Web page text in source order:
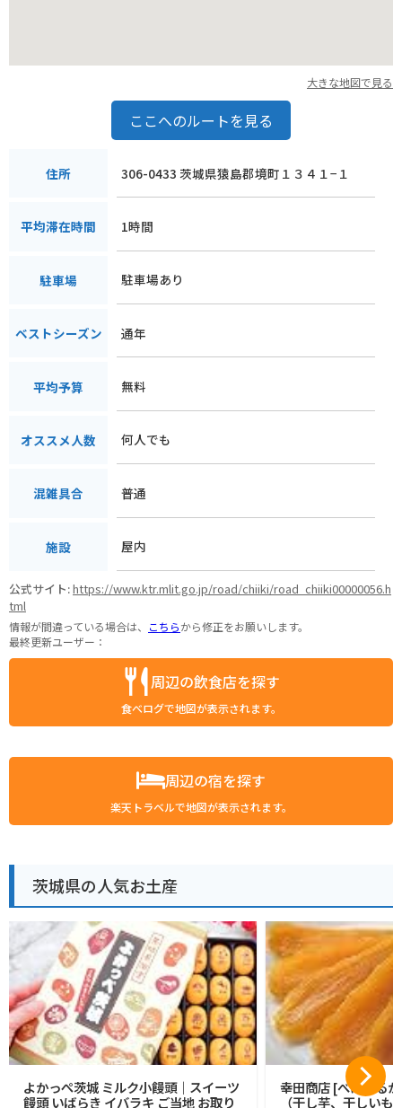
大きな地図で見る
ここへのルートを見る
住所 306-0433 茨城県猿島郡境町１３４１−１
平均滞在時間 1時間
駐車場 駐車場あり
ベストシーズン 通年
平均予算 無料
オススメ人数 何人でも
混雑具合 普通
施設 屋内
公式サイト:https://www.ktr.mlit.go.jp/road/chiiki/road_chiiki00000056.h
tml
情報が間違っている場合は、 こちらから修正をお願いします。
最終更新ユーザー：
周辺の飲食店を探す
食べログで地図が表示されます。
周辺の宿を探す
楽天トラベルで地図が表示されます。
茨城県の人気お土産
よかっぺ茨城 ミルク小饅頭｜スイーツ
饅頭 いばらき イバラキ ご当地 お取り
幸田商店 [べにはる
（干し芋、干しいも